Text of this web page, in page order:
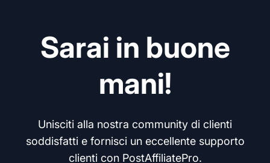
Sarai in buone
mani!
Unisciti alla nostra community di clienti
soddisfatti e fornisci un eccellente supporto
clienti con PostAffiliatePro.